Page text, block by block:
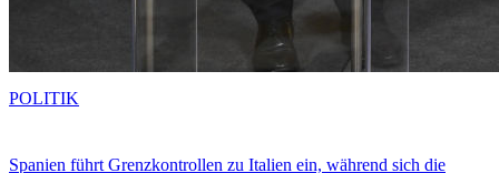
Spanien führt Grenzkontrollen zu Italien ein, während sich die
POLITIK